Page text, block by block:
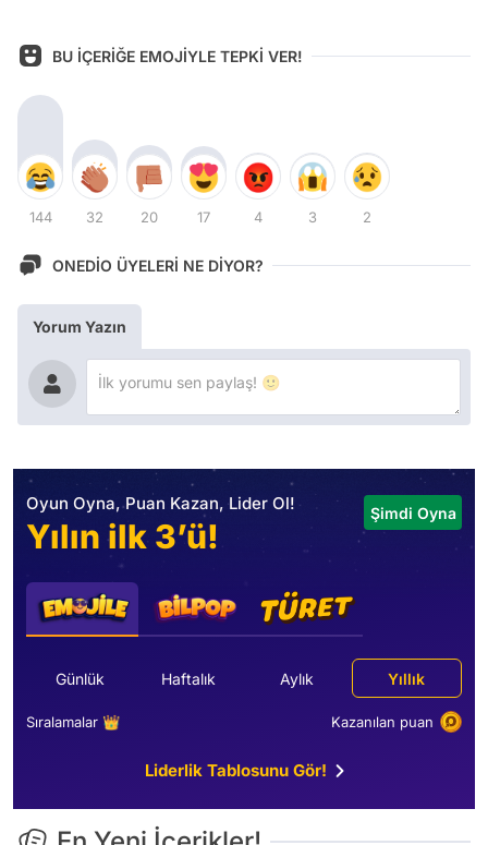
BU İÇERİĞE EMOJİYLE TEPKİ VER!
144 32 20 17 4 3 2
ONEDİO ÜYELERİ NE DİYOR?
Yorum Yazın
Oyun Oyna, Puan Kazan, Lider Ol!
Yılın ilk 3’ü!
Şimdi Oyna
Günlük Haftalık Aylık Yıllık
Sıralamalar 👑 Kazanılan puan
Liderlik Tablosunu Gör!